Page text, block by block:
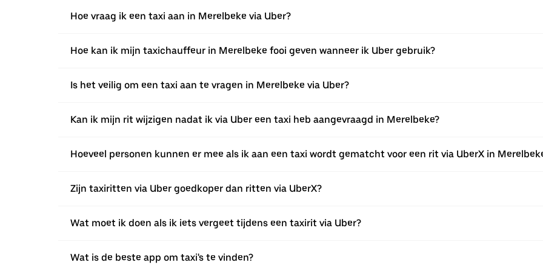
Hoe vraag ik een taxi aan in Merelbeke via Uber?
Hoe kan ik mijn taxichauffeur in Merelbeke fooi geven wanneer ik Uber gebruik?
Is het veilig om een taxi aan te vragen in Merelbeke via Uber?
Kan ik mijn rit wijzigen nadat ik via Uber een taxi heb aangevraagd in Merelbeke?
Hoeveel personen kunnen er mee als ik aan een taxi wordt gematcht voor een rit via UberX in
Zijn taxiritten via Uber goedkoper dan ritten via UberX?
Wat moet ik doen als ik iets vergeet tijdens een taxirit via Uber?
Wat is de beste app om taxi's te vinden?